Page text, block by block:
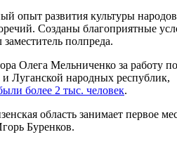
опыт развития культуры
Созданы благоприятные
полпреда.
Олега Мельниченко за работу по
Луганской народных республик,
более 2 тыс. человек.
область занимает первое
Буренков.